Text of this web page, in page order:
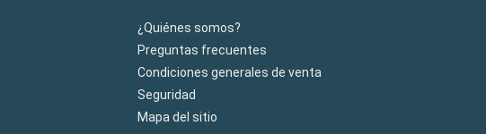
¿Quiénes somos?
Preguntas frecuentes
Condiciones generales de venta
Seguridad
Mapa del sitio